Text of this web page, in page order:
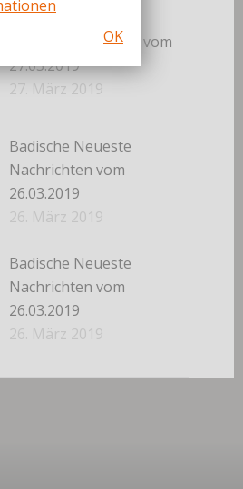
Badisches Tagblatt vom
27.03.2019
27. März 2019
Badische Neueste
Nachrichten vom
26.03.2019
26. März 2019
Badische Neueste
Nachrichten vom
26.03.2019
26. März 2019
OK